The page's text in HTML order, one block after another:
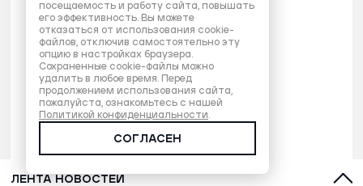
ЛЕНТА НОВОСТЕЙ
посещаемость и работу сайта, повышать
его эффективность. Вы можете
отказаться от использования cookie-
файлов, отключив самостоятельно эту
опцию в настройках браузера.
Сохраненные cookie-файлы можно
удалить в любое время. Перед
продолжением использования сайта,
пожалуйста, ознакомьтесь с нашей
Политикой конфиденциальности.
СОГЛАСЕН